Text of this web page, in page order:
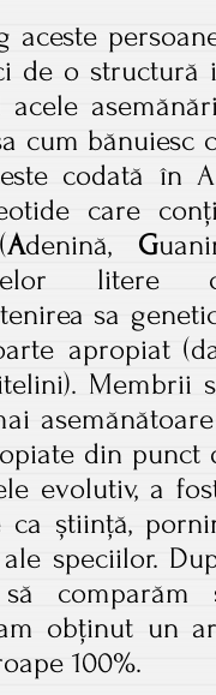
aceste
de o
cum bănuiesc
codată în
care
Adenină, G
litere
sa
apropiat
Membrii
din punct
evolutiv, a
ca știință,
speciilor.
comparăm
obținut un
100%.